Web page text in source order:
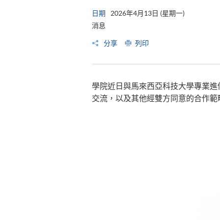
日期
2026年4月13日 (星期一)
消息
分享 列印
學院近日與馬來西亞科技大學專業
交流，以及其他經雙方同意的合作